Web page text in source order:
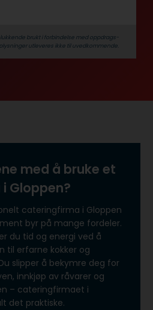
brukt i forbindelse med oppdrags­
utleveres ikke til uvedkommende.
med å bruke et
Gloppen?
cateringfirma i Gloppen
byr på mange fordeler.
du tid og energi ved å
til erfarne kokker og
slipper å bekymre deg for
innkjøp av råvarer og
– cateringfirmaet i
det praktiske.